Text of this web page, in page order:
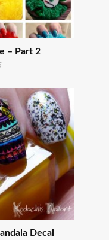
– Part 2
Decal